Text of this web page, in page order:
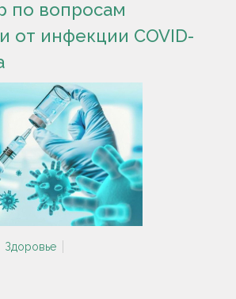
по вопросам
от инфекции COVID-
Здоровье